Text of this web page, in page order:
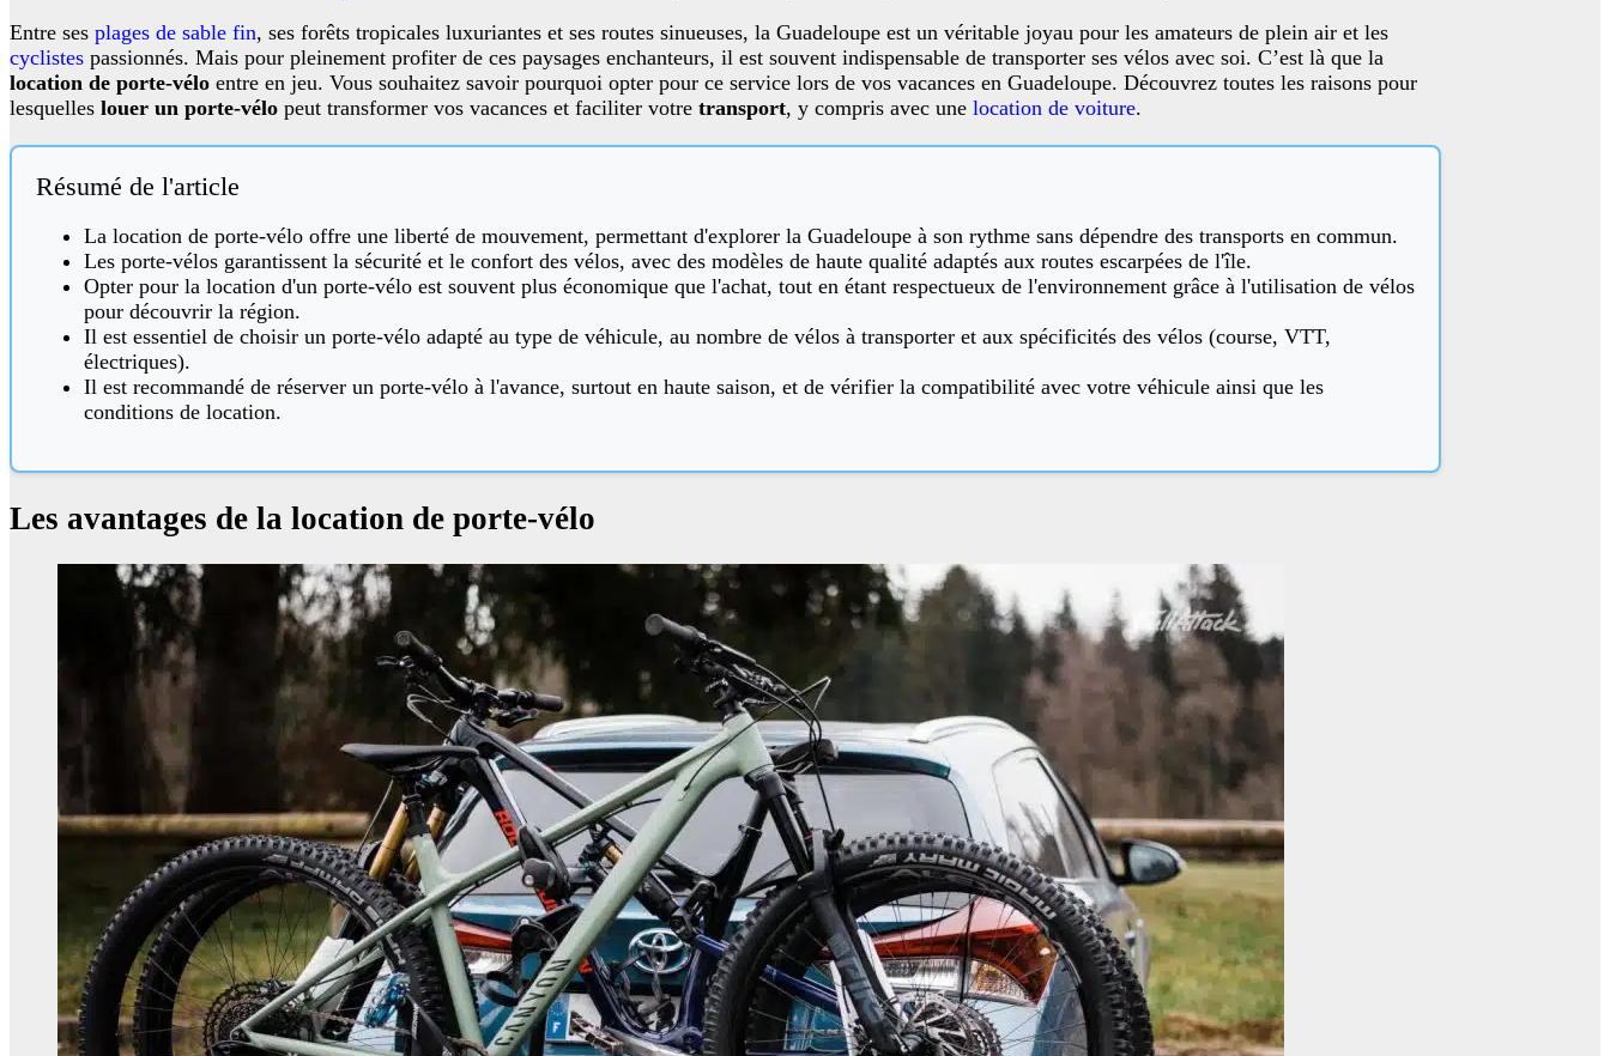
Entre ses plages de sable fin, ses forêts tropicales luxuriantes et ses routes sinueuses, la Guadeloupe est un véritable joyau pour les amateurs de plein air et les
cyclistes passionnés. Mais pour pleinement profiter de ces paysages enchanteurs, il est souvent indispensable de transporter ses vélos avec soi. C’est là que la
location de porte-vélo entre en jeu. Vous souhaitez savoir pourquoi opter pour ce service lors de vos vacances en Guadeloupe. Découvrez toutes les raisons pour
lesquelles louer un porte-vélo peut transformer vos vacances et faciliter votre transport, y compris avec une location de voiture.
Résumé de l'article
La location de porte-vélo offre une liberté de mouvement, permettant d'explorer la Guadeloupe à son rythme sans dépendre des transports en commun.
Les porte-vélos garantissent la sécurité et le confort des vélos, avec des modèles de haute qualité adaptés aux routes escarpées de l'île.
Opter pour la location d'un porte-vélo est souvent plus économique que l'achat, tout en étant respectueux de l'environnement grâce à l'utilisation de vélos
pour découvrir la région.
Il est essentiel de choisir un porte-vélo adapté au type de véhicule, au nombre de vélos à transporter et aux spécificités des vélos (course, VTT,
électriques).
Il est recommandé de réserver un porte-vélo à l'avance, surtout en haute saison, et de vérifier la compatibilité avec votre véhicule ainsi que les
conditions de location.
Les avantages de la location de porte-vélo